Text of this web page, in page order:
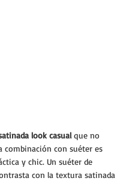
look casual que no
combinación con suéter es
y chic. Un suéter de
con la textura satinada